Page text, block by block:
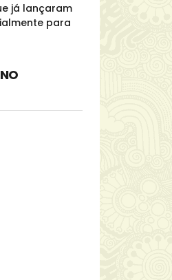
já lançaram
para